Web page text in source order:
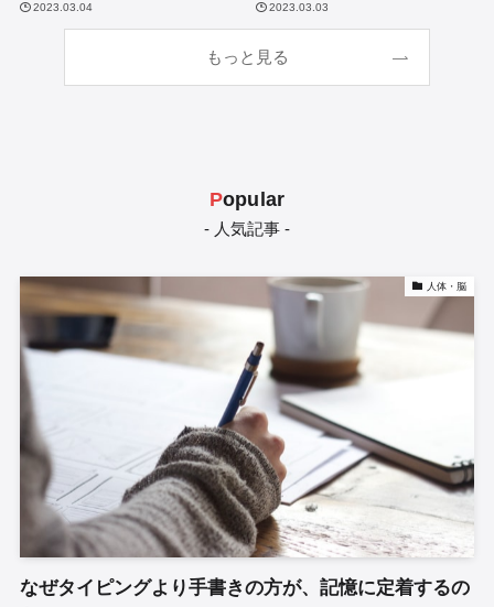
2023.03.04 2023.03.03
もっと見る
Popular
- 人気記事 -
人体・脳
なぜタイピングより手書きの方が、記憶に定着するの